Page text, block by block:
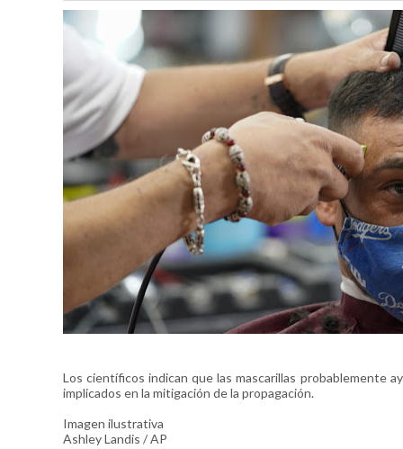
Los científicos indican que las mascarillas probablemente
implicados en la mitigación de la propagación.
Imagen ilustrativa
Ashley Landis / AP